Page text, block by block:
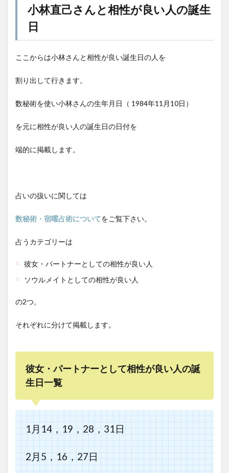
小林直己さんと相性が良い人の誕生
日
ここからは小林さんと相性が良い誕生日の人を
割り出して行きます。
数秘術を使い小林さんの生年月日（ 1984年11月10日 ）
を元に相性が良い人の誕生日の日付を
端的に掲載します。
占いの扱いに関しては
数秘術・宿曜占術についてをご覧下さい。
占うカテゴリーは
彼女・パートナーとしての相性が良い人
ソウルメイトとしての相性が良い人
の2つ。
それぞれに分けて掲載します。
彼女・パートナーとして相性が良い人の誕
生日一覧
1月14，19，28，31日
2月5，16，27日